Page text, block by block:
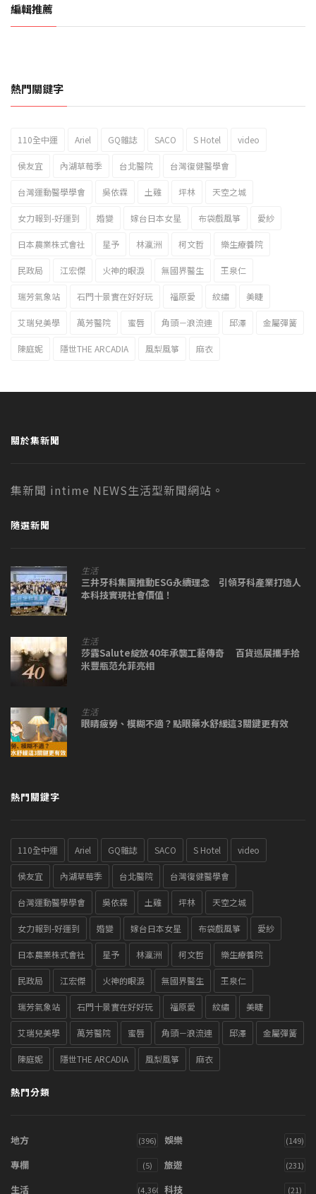
編輯推薦
2023新北市北海岸國際風箏節「風在石起」霸氣回歸
熱門關鍵字
110全中運 Ariel GQ雜誌 SACO S Hotel video
侯友宜 內湖草莓季 台北醫院 台灣復健醫學會
台灣運動醫學學會 吳依霖 土雞 坪林 天空之城
女力報到-好運到 婚變 嫁台日本女星 布袋戲風箏 愛紗
日本農業株式會社 星予 林瀛洲 柯文哲 樂生療養院
民政局 江宏傑 火神的眼淚 無國界醫生 王泉仁
瑞芳氣象站 石門十景實在好好玩 福原愛 紋繡 美睫
艾瑞兒美學 萬芳醫院 蜜唇 角頭－浪流連 邱澤 金屬彈簧
陳庭妮 隱世THE ARCADIA 風梨風箏 麻衣
關於集新聞
集新聞 intime NEWS生活型新聞網站。
隨選新聞
生活
三井牙科集團推動ESG永續理念 引領牙科產業打造人
本科技實現社會價值！
生活
莎露Salute綻放40年承襲工藝傳奇 百貨巡展攜手拾
米豐瓶范允菲亮相
生活
眼睛疲勞、模糊不適？點眼藥水舒緩這3關鍵更有效
熱門關鍵字
110全中運 Ariel GQ雜誌 SACO S Hotel video
侯友宜 內湖草莓季 台北醫院 台灣復健醫學會
台灣運動醫學學會 吳依霖 土雞 坪林 天空之城
女力報到-好運到 婚變 嫁台日本女星 布袋戲風箏 愛紗
日本農業株式會社 星予 林瀛洲 柯文哲 樂生療養院
民政局 江宏傑 火神的眼淚 無國界醫生 王泉仁
瑞芳氣象站 石門十景實在好好玩 福原愛 紋繡 美睫
艾瑞兒美學 萬芳醫院 蜜唇 角頭－浪流連 邱澤 金屬彈簧
陳庭妮 隱世THE ARCADIA 風梨風箏 麻衣
熱門分類
地方 (396) 娛樂 (149)
專欄 (5) 旅遊 (231)
生活 (4,360) 科技 (21)